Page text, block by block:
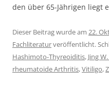
den über 65-Jährigen liegt
Dieser Beitrag wurde am 22.
Fachliteraturveröffentlicht.
Hashimoto-Thyreoiditis, Jing
rheumatoide Arthritis,Vitiligo,